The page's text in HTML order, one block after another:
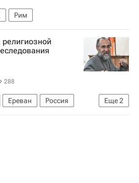
Рим
288
Еще2
Ереван
Россия